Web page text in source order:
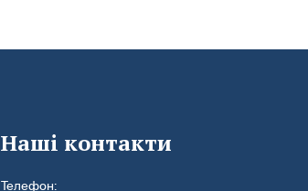
Наші контакти
Телефон: